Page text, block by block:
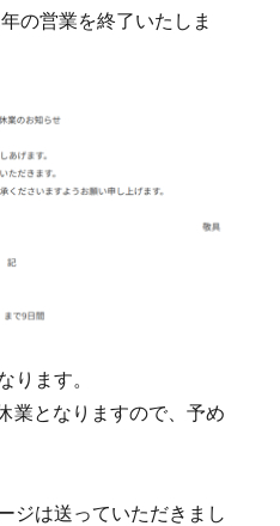
の営業を終了いたしま
ます。
業となりますので、予め
ジは送っていただきまし